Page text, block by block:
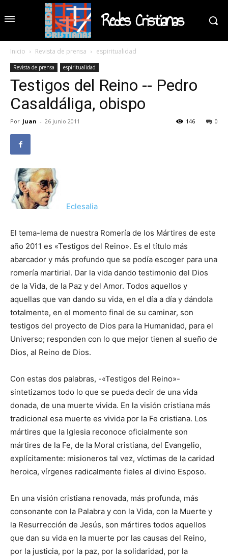
Redes Cristianas
Inicio Revista de prensa espiritualidad
Revista de prensa espiritualidad
Testigos del Reino -- Pedro
Casaldáliga, obispo
Por Juan - 26 junio 2011 0
146
Eclesalia
El tema-lema de nuestra Romería de los Mártires de este
año 2011 es «Testigos del Reino». Es el título más
abarcador y más profundo que se podía escoger para una
romería martirial. Dar la vida dando testimonio del Dios
de la Vida, de la Paz y del Amor. Todos aquellos y
aquellas que van dando su vida, en el día a día y dándola
totalmente, en el momento final de su caminar, son
testigos del proyecto de Dios para la Humanidad, para el
Universo; responden con lo que mejor tienen al sueño de
Dios, al Reino de Dios.
Con estas dos palabras, -«Testigos del Reino»-
sintetizamos todo lo que se pueda decir de una vida
donada, de una muerte vivida. En la visión cristiana más
tradicional esa muerte es vivida por la Fe cristiana. Los
mártires que la Iglesia reconoce oficialmente son
mártires de la Fe, de la Moral cristiana, del Evangelio,
explícitamente: misioneros tal vez, víctimas de la caridad
heroica, vírgenes radicalmente fieles al divino Esposo.
En una visión cristiana renovada, más profunda, más
consonante con la Palabra y con la Vida, con la Muerte y
la Resurrección de Jesús, son mártires todos aquellos
que dan su vida en la muerte por las causas del Reino,
por la justicia, por la paz, por la solidaridad, por la